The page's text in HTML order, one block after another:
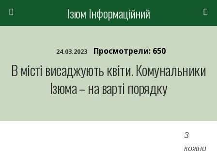
Ізюм Інформаційний
24.03.2023 Просмотрели: 650
В місті висаджують квіти. Комунальники
Ізюма – на варті порядку
З
кожни